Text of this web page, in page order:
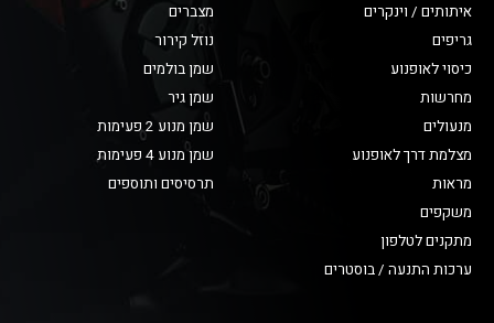
איתותים / וינקרים
גריפים
כיסוי לאופנוע
מחרשות
מנעולים
מצלמת דרך לאופנוע
מראות
משקפים
מתקנים לטלפון
ערכות התנעה / בוסטרים
מצברים
נוזל קירור
שמן בולמים
שמן גיר
שמן מנוע 2 פעימות
שמן מנוע 4 פעימות
תרסיסים ותוספים